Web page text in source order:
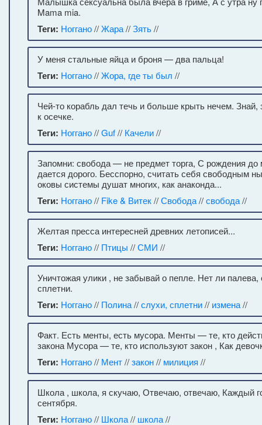
Mama mia.
Теги: Ноггано//Жара//Зять//
У меня стальные яйца и броня — два пальца!
Теги: Ноггано//Жора, где ты был //
Чей-то корабль дал течь и больше крыть нечем. Знай,
к осечке.
Теги: Ноггано//Guf// Качели//
Запомни: свобода — не предмет торга, С рождения до
дается дорого. Бесспорно, считать себя свободным
оковы системы душат многих, как анаконда...
Теги: Ноггано// Fike & Витек//Свобода//свобода//
Желтая пресса интересней древних летописей...
Теги: Ноггано// Птицы //СМИ //
Уничтожая улики , не забывай о пепле. Нет ли палева,
сплетни.
Теги: Ноггано// Полина//слухи, сплетни// измена//
Факт. Есть менты, есть мусора. Менты — те, кто
закона Мусора — те, кто используют закон , Как
Теги: Ноггано// Мент//закон// милиция //
Школа , школа, я скучаю, Отвечаю, отвечаю, Каждый
сентября.
Теги: Ноггано// Школа// школа//